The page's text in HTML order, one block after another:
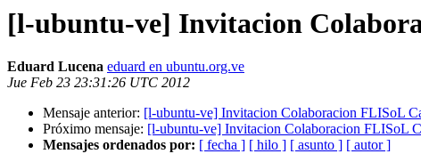
[l-ubuntu-ve] Invitacion
Eduard Lucena eduard en ubuntu.org.ve
Jue Feb 23 23:31:26 UTC 2012
Mensaje anterior: [l-ubuntu-ve] Invitacion Colaboracion FLISoL
Próximo mensaje: [l-ubuntu-ve] Invitacion Colaboracion FLISoL
Mensajes ordenados por: [ fecha ] [ hilo ] [ asunto ] [ autor ]